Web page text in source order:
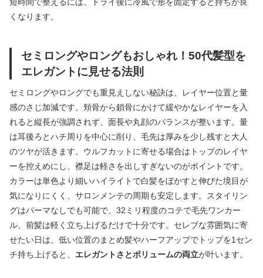
短時間で整えるには、ドライ後に冷風で形を固定すると持ちが良
くなります。
セミロングやロングもおしゃれ！50代髪型を
エレガントに見せる法則
セミロングやロングでも重見えしない秘訣は、レイヤー位置と量
感のさじ加減です。頬骨から鎖骨にかけて緩やかなレイヤーを入
れると縦長が強調されず、面長や丸顔のバランスが整います。量
は耳後ろとハチ周りを中心に削り、毛先は厚みを少し残すと大人
のツヤが活きます。ウルフカットに寄せる場合はトップのレイヤ
ーを控えめにし、襟足は軽さを出しすぎないのがポイントです。
カラーは単色より細いハイライトで白髪をぼかすと伸びた境目が
気になりにくく、サロンメンテの周期も安定します。スタイリン
グはパーマなしでも可能で、32ミリ程度のコテで毛先ワンカー
ル、前髪は軽く立ち上げるだけで十分です。セレブな雰囲気に寄
せたい日は、低い位置のまとめ髪やハーフアップでトップを1セン
チ持ち上げると、 エレガントさとボリュームの両立が叶います。